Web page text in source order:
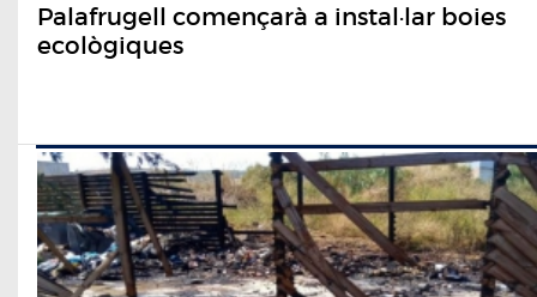
Palafrugell començarà a instal·lar boies
ecològiques